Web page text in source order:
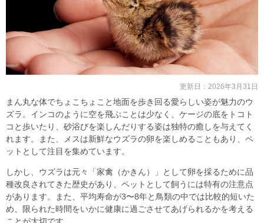
更新日： 2026年3月31日
まん丸な体でちょこちょこと地面を歩き回る愛らしい姿が魅力のウ
ズラ。インコのように空を飛ぶことは少なく、ケージの底をトコト
コと歩いたり、砂浴びを楽しんだりする姿は独特の癒しを与えてく
れます。また、メスは新鮮なウズラの卵を楽しめることもあり、ペ
ットとして注目を集めています。
しかし、ウズラは元々「家禽（かきん）」として卵を採るために品
種改良されてきた歴史があり、ペットとして飼うには特有の注意点
があります。また、平均寿命が3〜8年と鳥類の中では比較的短いた
め、限られた時間をいかに健康に過ごさせてあげられるかを考える